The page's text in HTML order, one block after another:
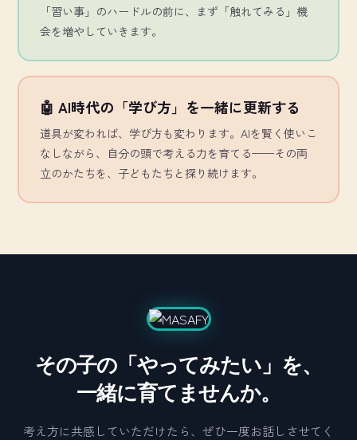
「習い事」のハードルの前に、まず「触れてみる」機
会を増やしていきます。
🤖 AI時代の「学び方」を一緒に更新する
道具が変われば、学び方も変わります。AIを賢く使いこ
なしながら、自分の頭で考える力を育てる——その両
立のかたちを、子どもたちと探り続けます。
その子の「やってみたい」を、
一緒に育てませんか。
考え方に共感していただけたら、ぜひ一度お話しさせてく